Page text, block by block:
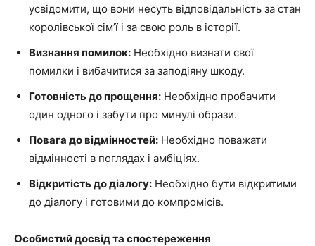
усвідомити, що вони несуть відповідальність за стан
королівської сім’ї і за свою роль в історії.
Визнання помилок: Необхідно визнати свої
помилки і вибачитися за заподіяну шкоду.
Готовність до прощення: Необхідно пробачити
один одного і забути про минулі образи.
Повага до відмінностей: Необхідно поважати
відмінності в поглядах і амбіціях.
Відкритість до діалогу: Необхідно бути відкритими
до діалогу і готовими до компромісів.
Особистий досвід та спостереження